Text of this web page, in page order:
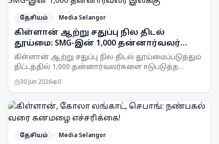
தேசியம் Media Selangor
கிள்ளான் ஆற்று சதுப்பு நில திடல்
தூய்மை: SMG-இன் 1,000 தன்னார்வலர்
இலக்கு
கிள்ளான் ஆற்று சதுப்பு நில திடல் தூய்மைப்படுத்தும்
திட்டத்தில் 1,000 தன்னார்வலர்களை ஈடுபடுத்த
வைத்துள்ளது.
30 Jun 2026 0
தேசியம் Media Selangor